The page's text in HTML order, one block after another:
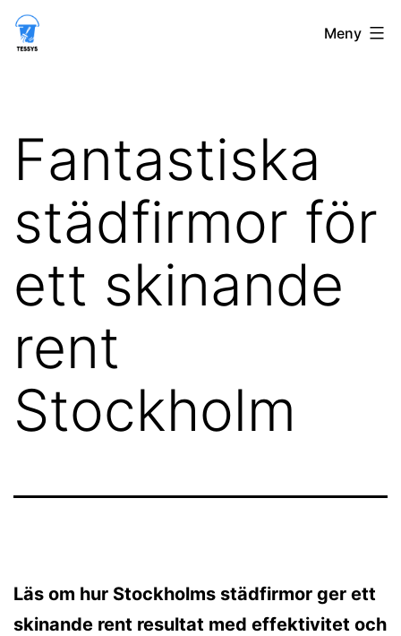
Hoppa
tilltessys.se Meny
Fantastiska
städfirmor för
ett skinande
rent
Stockholm
Läs om hur Stockholms städfirmor ger ett
skinande rent resultat med effektivitet och